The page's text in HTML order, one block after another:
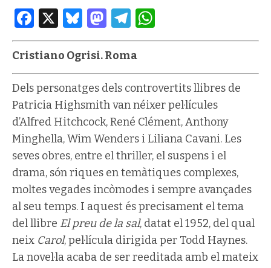
Facebook
X Bluesky
Mastodon
Telegram
Cristiano Ogrisi. Roma
Dels personatges dels controvertits llibres de
Patricia Highsmith van néixer pel·lícules
d’Alfred Hitchcock, René Clément, Anthony
Minghella, Wim Wenders i Liliana Cavani. Les
seves obres, entre el thriller, el suspens i el
drama, són riques en temàtiques complexes,
moltes vegades incòmodes i sempre avançades
al seu temps. I aquest és precisament el tema
del llibre El preu de la sal, datat el 1952, del qual
neix Carol, pel·lícula dirigida per Todd Haynes.
La novel·la acaba de ser reeditada amb el mateix